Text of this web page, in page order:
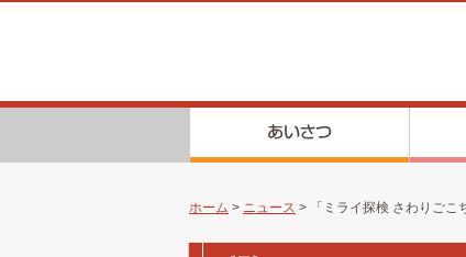
ホーム > ニュース > 「ミライ探検 さわりごこ